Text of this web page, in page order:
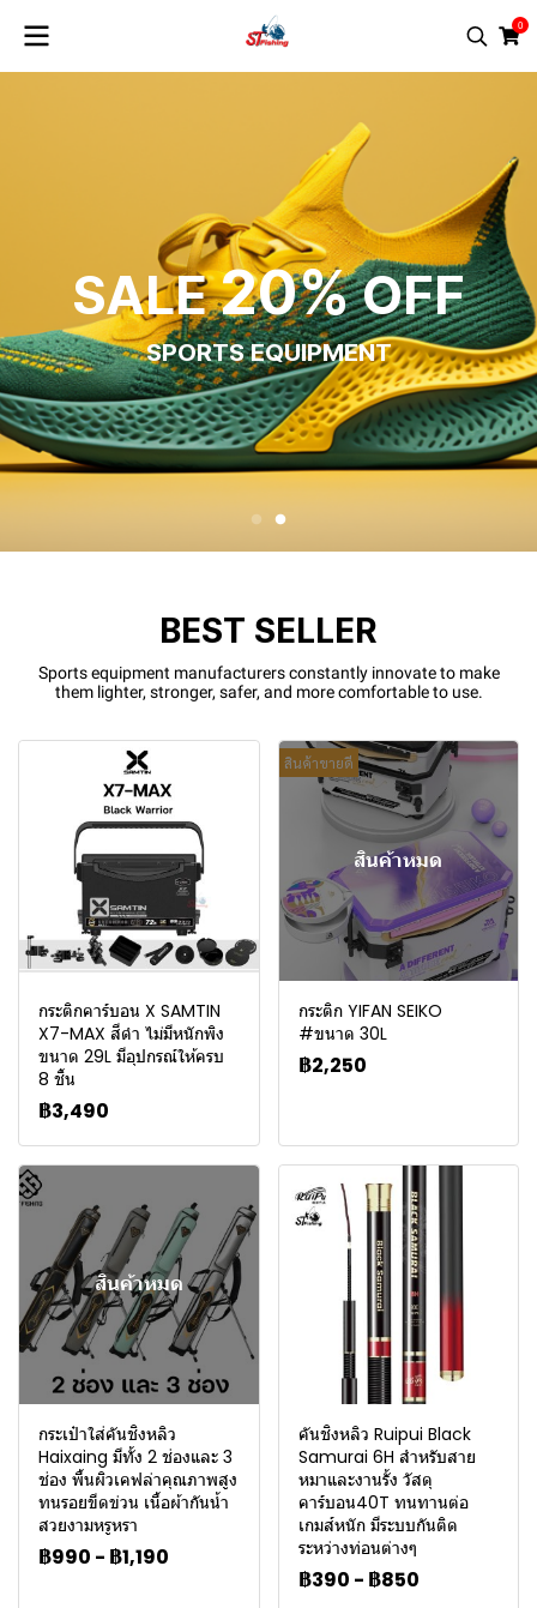
0
SALE20%OFF
SPORTS EQUIPMENT
BEST SELLER
Sports equipment manufacturers constantly innovate to make
them lighter, stronger, safer, and more comfortable to use.
กระติกคาร์บอน X SAMTIN
X7-MAX สีดำ ไม่มีหนักพิง
ขนาด 29L มีอุปกรณ์ให้ครบ
8 ชิ้น
฿3,490
สินค้าขายดี
สินค้าหมด
กระติก YIFAN SEIKO
#ขนาด 30L
฿2,250
สินค้าหมด
กระเป๋าใส่คันชิงหลิว
Haixaing มีทั้ง 2 ช่องและ 3
ช่อง พื้นผิวเคฟล่าคุณภาพสูง
ทนรอยขีดข่วน เนื้อผ้ากันน้ำ
สวยงามหรูหรา
฿990 - ฿1,190
คันชิงหลิว Ruipui Black
Samurai 6H สำหรับสาย
หมาและงานรั้ง วัสดุ
คาร์บอน40T ทนทานต่อ
เกมส์หนัก มีระบบกันติด
ระหว่างท่อนต่างๆ
฿390 - ฿850